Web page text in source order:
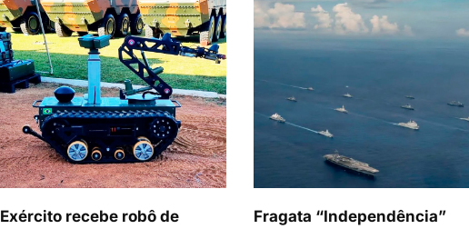
Exército recebe robô de
Fragata “Independência”